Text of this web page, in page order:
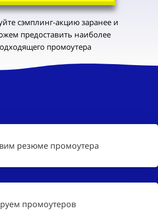
сэмплинг-акцию заранее и
предоставить наиболее
промоутера
резюме промоутера
промоутеров